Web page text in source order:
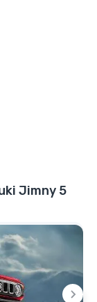
Jimny 5